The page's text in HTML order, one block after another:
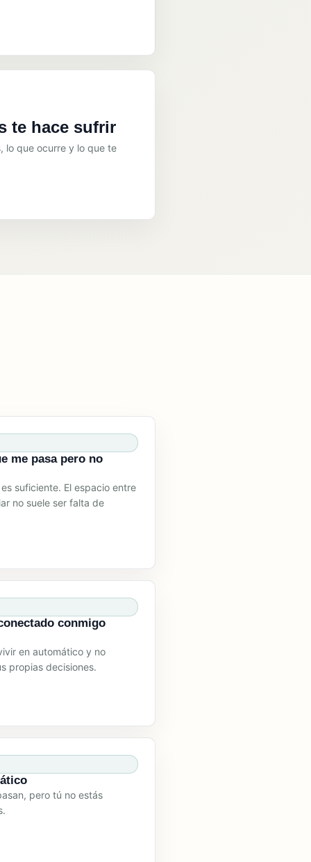
te hace sufrir
lo que ocurre y lo que te
me pasa pero no
suficiente. El espacio entre
no suele ser falta de
conmigo
en automático y no
propias decisiones.
pero tú no estás